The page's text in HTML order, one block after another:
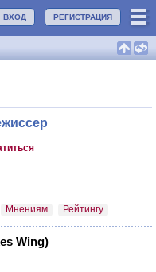
РЕГИСТРАЦИЯ
ВХОД
Мнениям Рейтингу
Wing)